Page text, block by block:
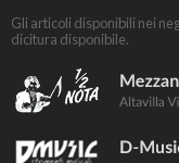
Gli articoli disponibili nei
dicitura disponibile.